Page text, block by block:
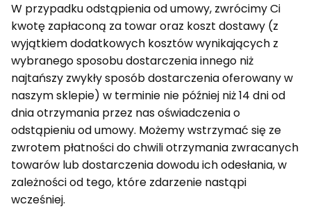
W przypadku odstąpienia od umowy, zwrócimy Ci
kwotę zapłaconą za towar oraz koszt dostawy (z
wyjątkiem dodatkowych kosztów wynikających z
wybranego sposobu dostarczenia innego niż
najtańszy zwykły sposób dostarczenia oferowany w
naszym sklepie) w terminie nie później niż 14 dni od
dnia otrzymania przez nas oświadczenia o
odstąpieniu od umowy. Możemy wstrzymać się ze
zwrotem płatności do chwili otrzymania zwracanych
towarów lub dostarczenia dowodu ich odesłania, w
zależności od tego, które zdarzenie nastąpi
wcześniej.